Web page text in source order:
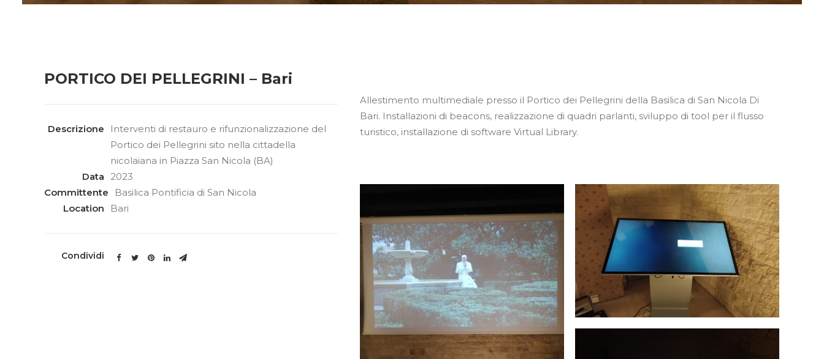
PORTICO DEI PELLEGRINI – Bari
Descrizione
Interventi di restauro e rifunzionalizzazione del
Portico dei Pellegrini sito nella cittadella
nicolaiana in Piazza San Nicola (BA)
Data
2023
Committente
Basilica Pontificia di San Nicola
Location
Bari
Condividi
Allestimento multimediale presso il Portico dei Pellegrini della Basilica di San Nicola Di
Bari. Installazioni di beacons, realizzazione di quadri parlanti, sviluppo di tool per il flusso
turistico, installazione di software Virtual Library.